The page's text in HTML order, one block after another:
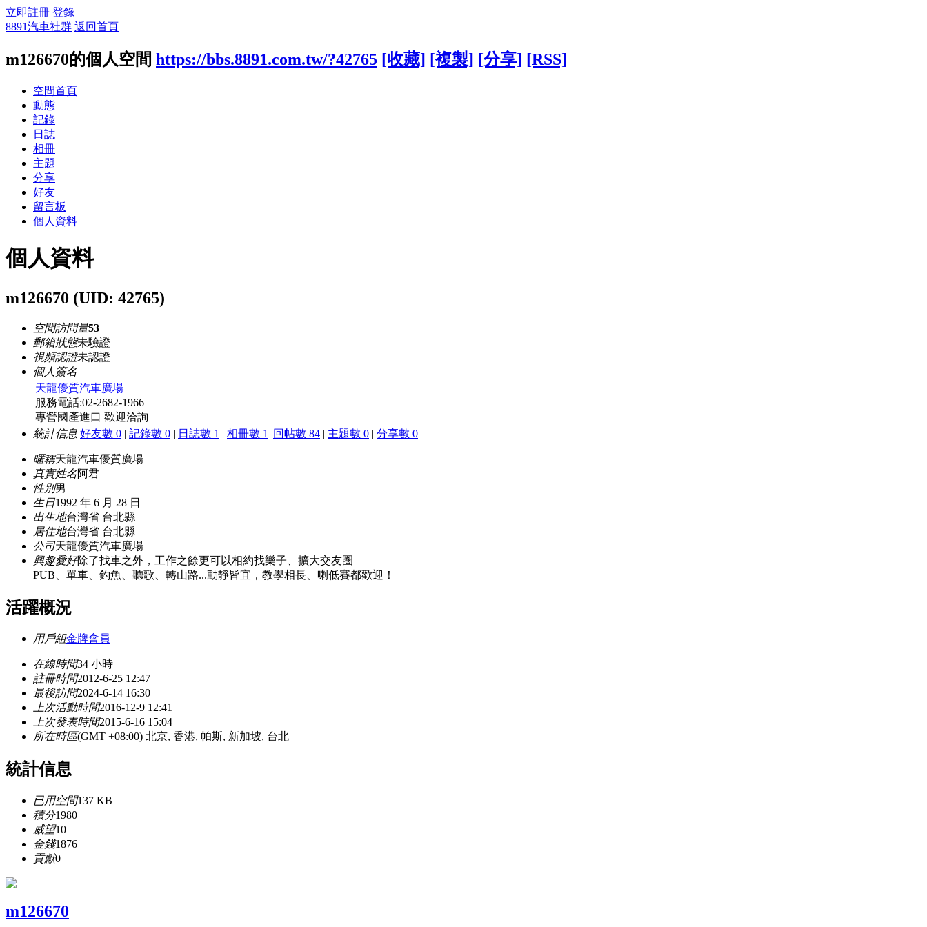
立即註冊 登錄
8891汽車社群 返回首頁
m126670的個人空間 https://bbs.8891.com.tw/?42765 [收藏] [複製] [分享] [RSS]
空間首頁
動態
記錄
日誌
相冊
主題
分享
好友
留言板
個人資料
個人資料
m126670 (UID: 42765)
空間訪問量53
郵箱狀態未驗證
視頻認證未認證
個人簽名
天龍優質汽車廣場
服務電話:02-2682-1966
專營國產進口 歡迎洽詢
統計信息 好友數 0 | 記錄數 0 | 日誌數 1 | 相冊數 1 |回帖數 84 | 主題數 0 | 分享數 0
暱稱天龍汽車優質廣場
真實姓名阿君
性別男
生日1992 年 6 月 28 日
出生地台灣省 台北縣
居住地台灣省 台北縣
公司天龍優質汽車廣場
興趣愛好除了找車之外，工作之餘更可以相約找樂子、擴大交友圈
PUB、單車、釣魚、聽歌、轉山路...動靜皆宜，教學相長、喇低賽都歡迎！
活躍概況
用戶組金牌會員
在線時間34 小時
註冊時間2012-6-25 12:47
最後訪問2024-6-14 16:30
上次活動時間2016-12-9 12:41
上次發表時間2015-6-16 15:04
所在時區(GMT +08:00) 北京, 香港, 帕斯, 新加坡, 台北
統計信息
已用空間137 KB
積分1980
威望10
金錢1876
貢獻0
m126670